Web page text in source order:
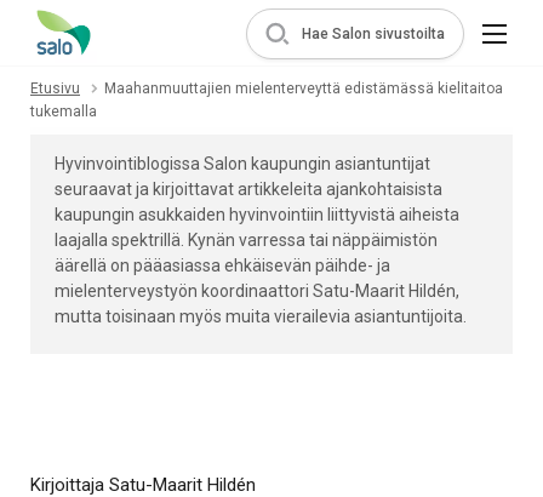
Hae Salon sivustoilta
Etusivu
Maahanmuuttajien mielenterveyttä edistämässä kielitaitoa
tukemalla
Hyvinvointiblogissa Salon kaupungin asiantuntijat
seuraavat ja kirjoittavat artikkeleita ajankohtaisista
kaupungin asukkaiden hyvinvointiin liittyvistä aiheista
laajalla spektrillä. Kynän varressa tai näppäimistön
äärellä on pääasiassa ehkäisevän päihde- ja
mielenterveystyön koordinaattori Satu-Maarit Hildén,
mutta toisinaan myös muita vierailevia asiantuntijoita.
Kirjoittaja Satu-Maarit Hildén